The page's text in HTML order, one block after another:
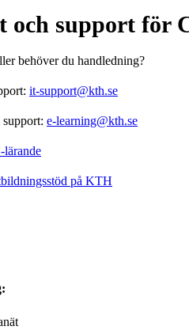
och support för
behöver du handledning?
it-support@kth.se
e-learning@kth.se
lärande
på KTH